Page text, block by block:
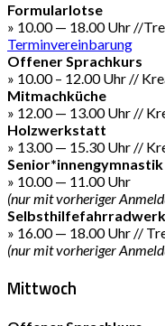
Formularlotse
» 10.00 — 18.00 Uhr //
Terminvereinbarung
Offener Sprachkurs
» 10.00 – 12.00 Uhr //
Mitmachküche
» 12.00 — 13.00 Uhr //
Holzwerkstatt
» 13.00 — 15.30 Uhr //
Senior*innengymnastik
» 10.00 — 11.00 Uhr
(nur mit vorheriger
» 16.00 — 18.00 Uhr //
(nur mit vorheriger
Mittwoch